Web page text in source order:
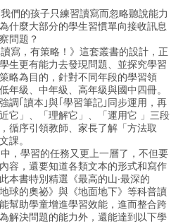
們的孩子只練習讀寫而忽略聽說能力
什麼大部分的學生習慣單向接收訊息
問題？
寫，有策略！》這套叢書的設計，正
生更有能力去發現問題、並探究學習
略為目的，針對不同年段的學習領
年級、中年級、高年級與國中四冊。
調｢讀本｣與｢學習筆記｣同步運用，再
它」、「理解它」、「運用它 」三段
循序引領教師、家長了解「方法取
課。
，學習的任務又更上一層了，不但要
容，還要知道各類文本的形式和寫作
本書特別精選《最高的山‧最深的
球的奧祕》與《地面地下》等科普讀
幫助學童增進學習效能，進而整合跨
解決問題的能力外，還能達到以下學